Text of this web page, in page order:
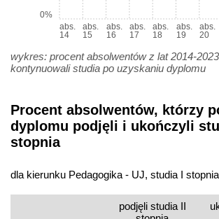
abs.
14
abs.
15
abs.
16
abs.
17
abs.
18
abs.
19
abs.
20
0%
wykres: procent absolwentów z lat 2014-
kontynuowali studia po uzyskaniu dyplomu
Procent absolwentów, którzy
dyplomu podjęli i ukończyli
stopnia
dla kierunku Pedagogika - UJ, studia I stopnia
podjęli studia II